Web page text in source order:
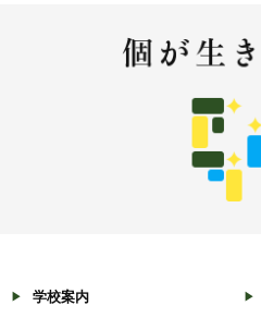
学校案内